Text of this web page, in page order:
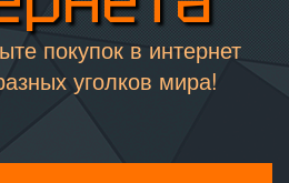
покупок в интернет
уголков мира!